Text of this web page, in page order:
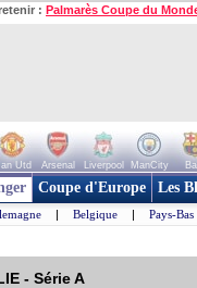
: Palmarès Coupe du
Utd Arsenal Liverpool ManCity
Coupe d'Europe Les
| Belgique | Pays-Bas
- Série A